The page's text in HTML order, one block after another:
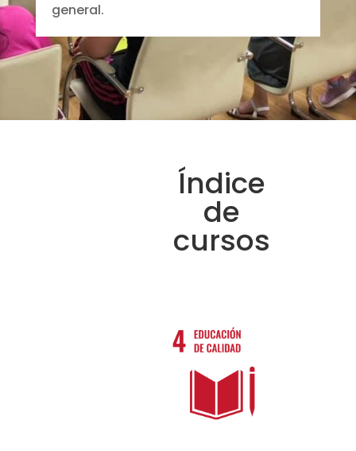
general.
Índice
de
cursos